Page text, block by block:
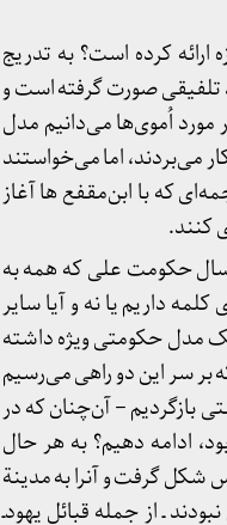
کرده است؟ به تدریج
تلفیقی صورت گرفته است و
مورد اُموی‌ها می‌دانیم مدل
می‌بردند، اما می‌خواستند
که با ابن‌مقفع ها آغاز
کنند.
سال حکومت علی که همه به
داریم یا نه و آیا سایر
یک مدل حکومتی ویژه داشته
سر این دو راهی می‌رسیم
بازگردیم – آن‌چنان که در
ادامه دهیم؟ به هر حال
شکل گرفت و آنرا به مدینة
ـ از جمله قبائل یهود‌ـ